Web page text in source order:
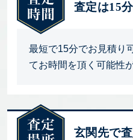
査定は15
最短で15分でお見積り
てお時間を頂く可能性
玄関先で